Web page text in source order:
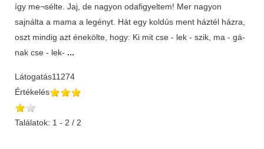
így me¬sélte. Jaj, de nagyon odafigyeltem! Mer nagyon
sajnálta a mama a legényt. Hát egy koldús ment háztél házra,
oszt mindig azt énekölte, hogy: Ki mit cse - lek - szik, ma - gá-
nak cse - lek- ...
Látogatás11274
Értékelés
Találatok: 1 - 2 / 2